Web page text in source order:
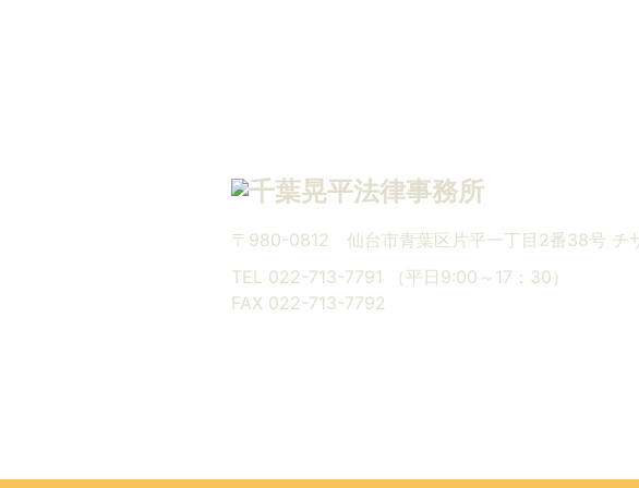
〒980-0812 仙台市青葉区片平一丁目2番38号 チ
TEL 022-713-7791 （平日9:00～17：30）
FAX 022-713-7792